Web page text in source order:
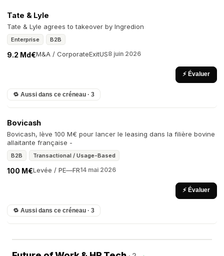
Tate & Lyle
Tate & Lyle agrees to takeover by Ingredion
Enterprise B2B
M&A / Corporate
9.2 Md€ ExitUS8 juin 2026
⚡ Évaluer
🔁 Aussi dans ce créneau · 3
Bovicash
Bovicash, lève 100 M€ pour lancer le leasing dans la filière bovine
allaitante française -
B2B Transactional / Usage-Based
Levée / PE
100 M€ —FR14 mai 2026
⚡ Évaluer
🔁 Aussi dans ce créneau · 3